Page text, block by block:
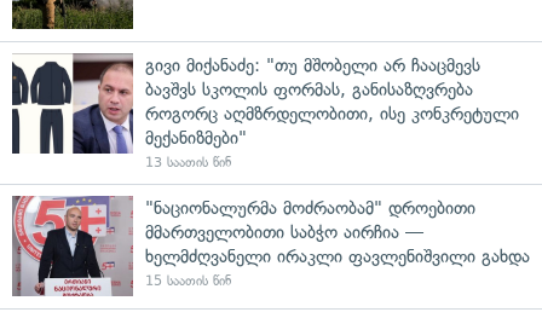
გივი მიქანაძე: "თუ მშობელი არ ჩააცმევს
ბავშვს სკოლის ფორმას, განისაზღვრება
როგორც აღმზრდელობითი, ისე კონკრეტული
მექანიზმები"
13 საათის წინ
"ნაციონალურმა მოძრაობამ" დროებითი
მმართველობითი საბჭო აირჩია —
ხელმძღვანელი ირაკლი ფავლენიშვილი გახდა
15 საათის წინ